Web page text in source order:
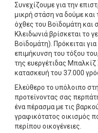
Συνεχίζουμε για την
μικρή στάση να δούμε και
όχθες του Βοϊδομάτη και
Κλειδωνιά βρίσκεται το
Βοϊδομάτη). Πρόκειται
επιμήκυνση του τόξου
της ευεργέτιδας
κατασκευή του 37.000
Ελεύθερο το υπόλοιπο
προτείνοντας σας
ένα πέρασμα με τις
γραφικότατος οικισμός
περίπου οικογένειες.